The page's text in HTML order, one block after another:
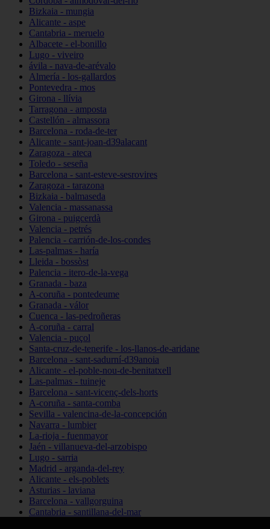
Bizkaia - mungia
Alicante - aspe
Cantabria - meruelo
Albacete - el-bonillo
Lugo - viveiro
ávila - nava-de-arévalo
Almería - los-gallardos
Pontevedra - mos
Girona - llívia
Tarragona - amposta
Castellón - almassora
Barcelona - roda-de-ter
Alicante - sant-joan-d39alacant
Zaragoza - ateca
Toledo - seseña
Barcelona - sant-esteve-sesrovires
Zaragoza - tarazona
Bizkaia - balmaseda
Valencia - massanassa
Girona - puigcerdà
Valencia - petrés
Palencia - carrión-de-los-condes
Las-palmas - haría
Lleida - bossòst
Palencia - itero-de-la-vega
Granada - baza
A-coruña - pontedeume
Granada - válor
Cuenca - las-pedroñeras
A-coruña - carral
Valencia - puçol
Santa-cruz-de-tenerife - los-llanos-de-aridane
Barcelona - sant-sadurní-d39anoia
Alicante - el-poble-nou-de-benitatxell
Las-palmas - tuineje
Barcelona - sant-vicenç-dels-horts
A-coruña - santa-comba
Sevilla - valencina-de-la-concepción
Navarra - lumbier
La-rioja - fuenmayor
Jaén - villanueva-del-arzobispo
Lugo - sarria
Madrid - arganda-del-rey
Alicante - els-poblets
Asturias - laviana
Barcelona - vallgorguina
Cantabria - santillana-del-mar